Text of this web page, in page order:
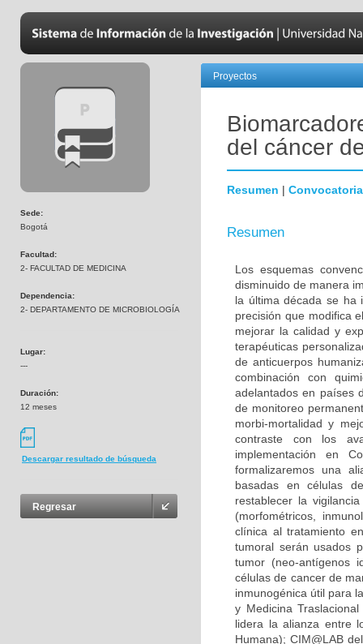
Sede:
Bogotá
Facultad:
2- FACULTAD DE MEDICINA
Dependencia:
2- DEPARTAMENTO DE MICROBIOLOGÍA
Lugar:
---
Duración:
12 meses
Descargar resultado de búsqueda
Regresar
Proyectos
del cáncer
Resumen | Convocatoria
Resumen
Los esquemas
disminuido de manera
la última década se ha
precisión que modifica
mejorar la calidad y
terapéuticas
de anticuerpos
combinación con
adelantados en países
de monitoreo
morbi-mortalidad y
contraste con los
implementación en
formalizaremos una
basadas en células
restablecer la
(morfométricos,
clínica al tratamiento
tumoral serán usados
tumor (neo-antígenos
células de cancer de
inmunogénica útil para
y Medicina
lidera la alianza entre
Humana); CIM@LAB